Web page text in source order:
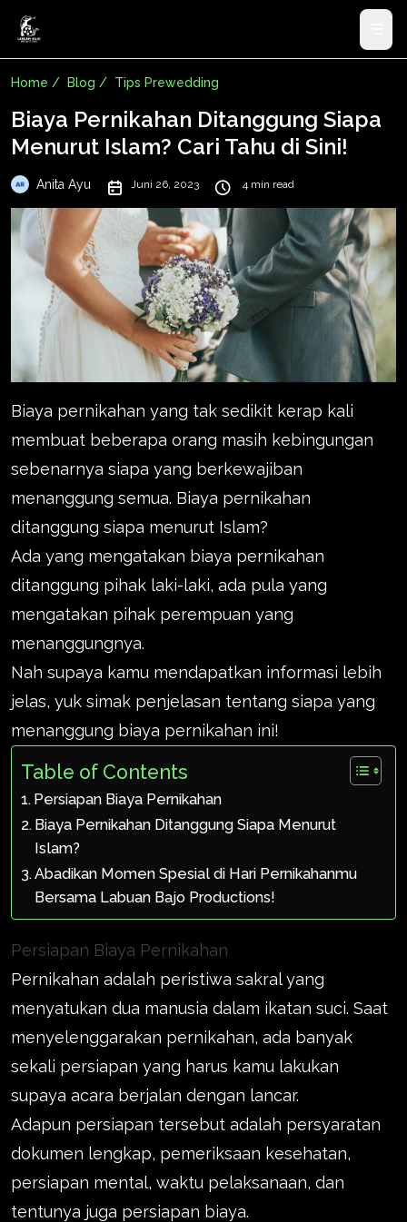
Home / Blog / Tips Prewedding
Biaya Pernikahan Ditanggung Siapa
Menurut Islam? Cari Tahu di Sini!
Anita Ayu Juni 26, 2023 4 min read
Biaya pernikahan yang tak sedikit kerap kali
membuat beberapa orang masih kebingungan
sebenarnya siapa yang berkewajiban
menanggung semua. Biaya pernikahan
ditanggung siapa menurut Islam?
Ada yang mengatakan biaya pernikahan
ditanggung pihak laki-laki, ada pula yang
mengatakan pihak perempuan yang
menanggungnya.
Nah supaya kamu mendapatkan informasi lebih
jelas, yuk simak penjelasan tentang siapa yang
menanggung biaya pernikahan ini!
Table of Contents
Persiapan Biaya Pernikahan
Biaya Pernikahan Ditanggung Siapa Menurut
Islam?
Abadikan Momen Spesial di Hari Pernikahanmu
Bersama Labuan Bajo Productions!
Persiapan Biaya Pernikahan
Pernikahan adalah peristiwa sakral yang
menyatukan dua manusia dalam ikatan suci. Saat
menyelenggarakan pernikahan, ada banyak
sekali persiapan yang harus kamu lakukan
supaya acara berjalan dengan lancar.
Adapun persiapan tersebut adalah persyaratan
dokumen lengkap, pemeriksaan kesehatan,
persiapan mental, waktu pelaksanaan, dan
tentunya juga persiapan biaya.